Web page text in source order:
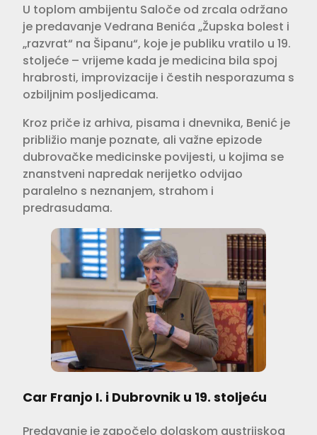
U toplom ambijentu Saloče od zrcala održano
je predavanje Vedrana Benića „Župska bolest i
„razvrat“ na Šipanu“, koje je publiku vratilo u 19.
stoljeće – vrijeme kada je medicina bila spoj
hrabrosti, improvizacije i čestih nesporazuma s
ozbiljnim posljedicama.
Kroz priče iz arhiva, pisama i dnevnika, Benić je
približio manje poznate, ali važne epizode
dubrovačke medicinske povijesti, u kojima se
znanstveni napredak nerijetko odvijao
paralelno s neznanjem, strahom i
predrasudama.
Car Franjo I. i Dubrovnik u 19. stoljeću
Predavanje je započelo dolaskom austrijskog